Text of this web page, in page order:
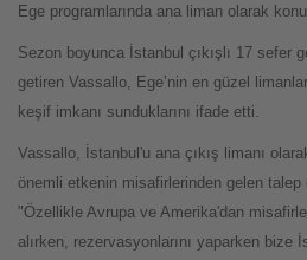
Ege programlarında ana liman olarak
Sezon boyunca İstanbul çıkışlı 17 sefer
getiren Vassallo, Ege’nin en güzel
keşif imkanı sunduklarını ifade etti.
Vassallo, İstanbul'u ana çıkış limanı
önemli etkenin misafirlerinden gelen talep
"Özellikle Avrupa ve Amerika'dan
alırken, rezervasyonlarını yaparken bize